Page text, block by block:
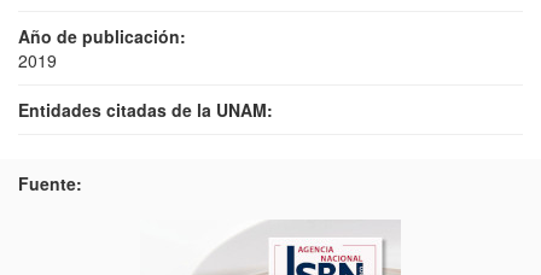
Año de publicación:
2019
Entidades citadas de la UNAM:
Fuente: